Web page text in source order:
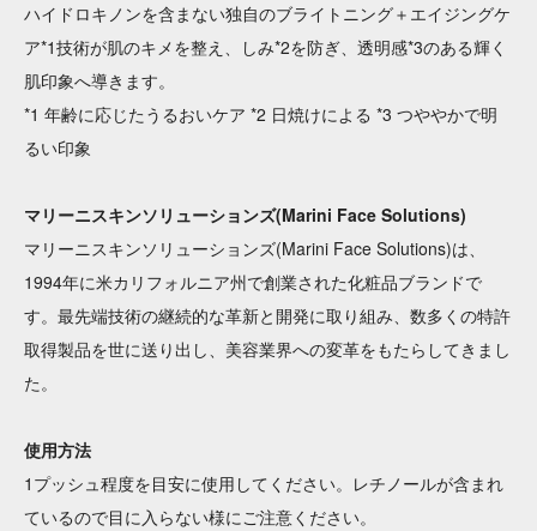
ハイドロキノンを含まない独自のブライトニング＋エイジングケ
ア*1技術が肌のキメを整え、しみ*2を防ぎ、透明感*3のある輝く
肌印象へ導きます。
*1 年齢に応じたうるおいケア *2 日焼けによる *3 つややかで明
るい印象
マリーニスキンソリューションズ(Marini Face Solutions)
マリーニスキンソリューションズ(Marini Face Solutions)は、
1994年に米カリフォルニア州で創業された化粧品ブランドで
す。最先端技術の継続的な革新と開発に取り組み、数多くの特許
取得製品を世に送り出し、美容業界への変革をもたらしてきまし
た。
使用方法
1プッシュ程度を目安に使用してください。レチノールが含まれ
ているので目に入らない様にご注意ください。